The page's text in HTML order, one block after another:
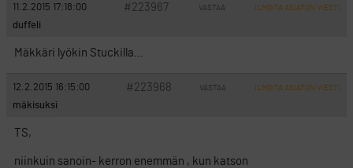
11.2.2015 17:18:00 #223967 VASTAA ILMOITA ASIATON VIESTI
duffeli
Mäkkäri lyökin Stuckilla…
12.2.2015 16:15:00 #223968 VASTAA ILMOITA ASIATON VIESTI
mäkisuksi
TS,
niinkuin sanoin- kerron enemmän , kun katson